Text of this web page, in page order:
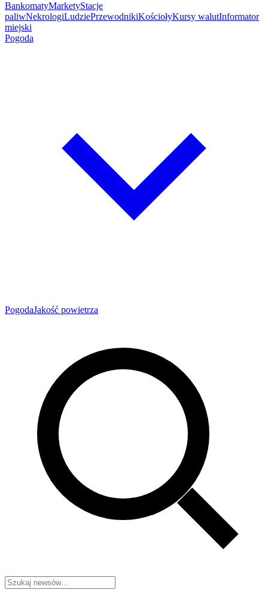
BankomatyMarketyStacje
paliwNekrologiLudziePrzewodnikiKościołyKursy walutInformator
miejski
Pogoda
PogodaJakość powietrza